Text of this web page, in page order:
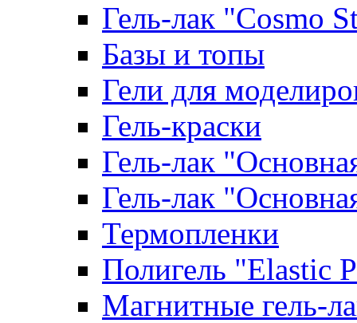
Гель-лак "Cosmo
Базы и топы
Гели для
Гель-краски
Гель-лак
Гель-лак
Термопленки
Полигель "Elastic
Магнитные гель-